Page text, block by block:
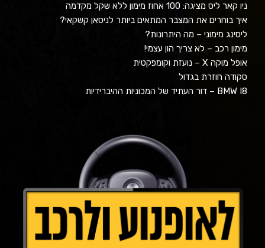
ניו קאר ליס מציגה: 100 אחוז מימון ללא שקל מקדמה
איך בוחרים את המצבר המתאים ביותר לניסאן קשקאי?
ליסינג מימוני – מה היתרונות?
מימון רכב – לא צריך הון עצמי!
אופל מוקה X – נועזת וקומפקטית
סקודה חוזרת בגדול
BMW I8 – דור העתיד של המכוניות ההיברידיות